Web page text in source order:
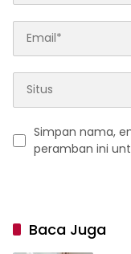
Simpan nama,
peramban ini
Baca Juga